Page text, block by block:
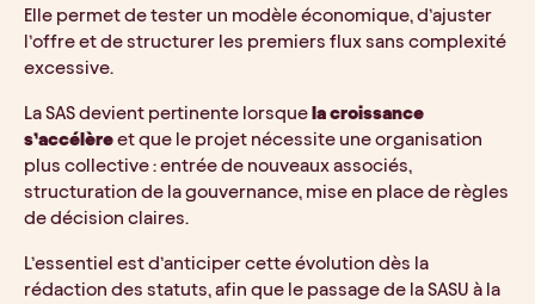
Elle permet de tester un modèle économique, d’ajuster
l’offre et de structurer les premiers flux sans complexité
excessive.
La SAS devient pertinente lorsquela croissance
s’accélèreet que le projet nécessite une organisation
plus collective : entrée de nouveaux associés,
structuration de la gouvernance, mise en place de règles
de décision claires.
L’essentiel est d’anticiper cette évolution dès la
rédaction des statuts, afin que le passage de la SASU à la